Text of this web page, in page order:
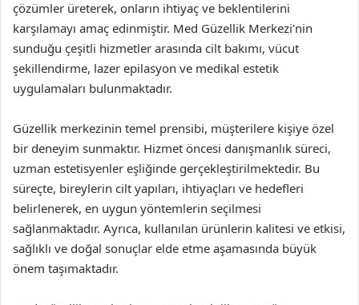
çözümler üreterek, onların ihtiyaç ve beklentilerini
karşılamayı amaç edinmiştir. Med Güzellik Merkezi’nin
sunduğu çeşitli hizmetler arasında cilt bakımı, vücut
şekillendirme, lazer epilasyon ve medikal estetik
uygulamaları bulunmaktadır.
Güzellik merkezinin temel prensibi, müşterilere kişiye özel
bir deneyim sunmaktır. Hizmet öncesi danışmanlık süreci,
uzman estetisyenler eşliğinde gerçekleştirilmektedir. Bu
süreçte, bireylerin cilt yapıları, ihtiyaçları ve hedefleri
belirlenerek, en uygun yöntemlerin seçilmesi
sağlanmaktadır. Ayrıca, kullanılan ürünlerin kalitesi ve etkisi,
sağlıklı ve doğal sonuçlar elde etme aşamasında büyük
önem taşımaktadır.